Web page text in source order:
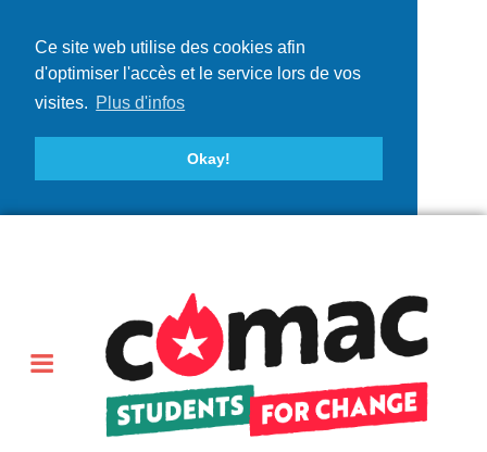
Ce site web utilise des cookies afin
d'optimiser l'accès et le service lors de vos
visites. Plus d'infos
Okay!